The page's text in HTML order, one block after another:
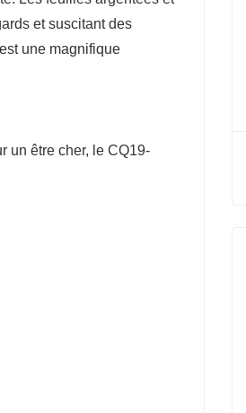
et suscitant des
une magnifique
un être cher, le CQ19-